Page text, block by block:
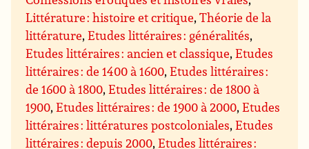
Littérature : histoire et critique,Théorie de la
littérature,Etudes littéraires : généralités,
Etudes littéraires : ancien et classique,Etudes
littéraires : de 1400 à 1600,Etudes littéraires :
de 1600 à 1800,Etudes littéraires : de 1800 à
1900,Etudes littéraires : de 1900 à 2000,Etudes
littéraires : littératures postcoloniales,Etudes
littéraires : depuis 2000,Etudes littéraires :